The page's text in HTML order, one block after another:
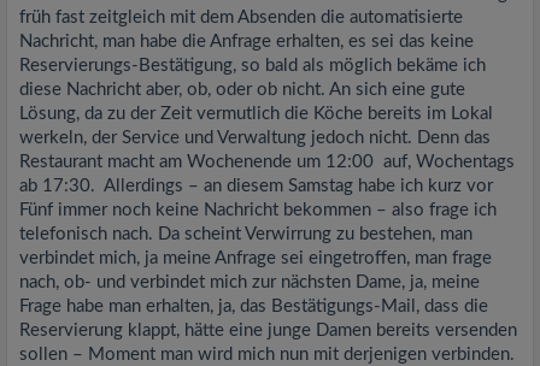
früh fast zeitgleich mit dem Absenden die automatisierte
Nachricht, man habe die Anfrage erhalten, es sei das keine
Reservierungs-Bestätigung, so bald als möglich bekäme ich
diese Nachricht aber, ob, oder ob nicht. An sich eine gute
Lösung, da zu der Zeit vermutlich die Köche bereits im Lokal
werkeln, der Service und Verwaltung jedoch nicht. Denn das
Restaurant macht am Wochenende um 12:00 auf, Wochentags
ab 17:30. Allerdings – an diesem Samstag habe ich kurz vor
Fünf immer noch keine Nachricht bekommen – also frage ich
telefonisch nach. Da scheint Verwirrung zu bestehen, man
verbindet mich, ja meine Anfrage sei eingetroffen, man frage
nach, ob- und verbindet mich zur nächsten Dame, ja, meine
Frage habe man erhalten, ja, das Bestätigungs-Mail, dass die
Reservierung klappt, hätte eine junge Damen bereits versenden
sollen – Moment man wird mich nun mit derjenigen verbinden.